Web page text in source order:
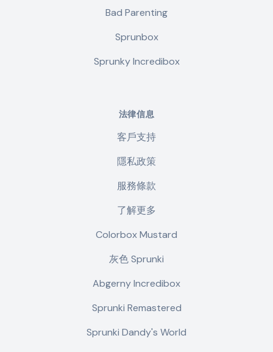
Bad Parenting
Sprunbox
Sprunky Incredibox
法律信息
客戶支持
隱私政策
服務條款
了解更多
Colorbox Mustard
灰色 Sprunki
Abgerny Incredibox
Sprunki Remastered
Sprunki Dandy's World